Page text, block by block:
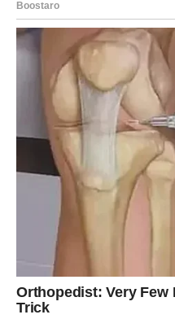
Pred vama su veoma
STRIJELAC
Neočekivana poruka ili
promijeniti pogled na
Jedna osoba sada želi
Ljubav se vraća
očekujete
Pred vama su veoma